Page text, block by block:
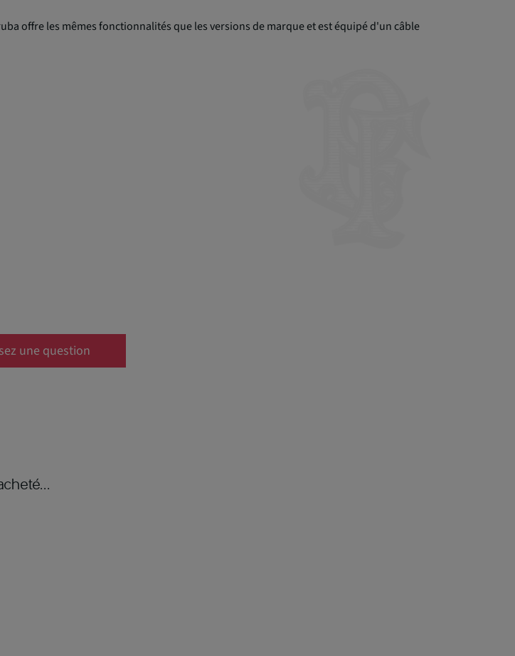
offre les mêmes fonctionnalités que les versions de marque et est équipé d'un câble
une question